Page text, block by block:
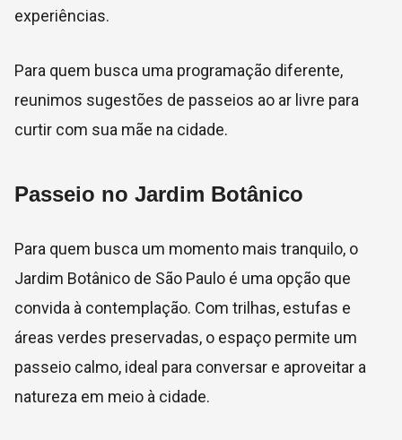
experiências.
Para quem busca uma programação diferente,
reunimos sugestões de passeios ao ar livre para
curtir com sua mãe na cidade.
Passeio no Jardim Botânico
Para quem busca um momento mais tranquilo, o
Jardim Botânico de São Paulo é uma opção que
convida à contemplação. Com trilhas, estufas e
áreas verdes preservadas, o espaço permite um
passeio calmo, ideal para conversar e aproveitar a
natureza em meio à cidade.